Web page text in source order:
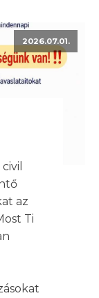
2026.07.01.
az
Ti